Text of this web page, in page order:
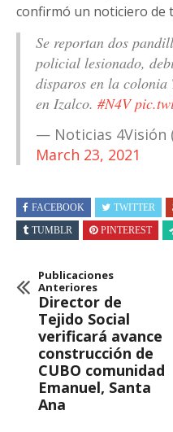
confirmó un noticiero de
Se reportan dos
policial lesionado,
disparos en la colonia
en Izalco. #N4V
— Noticias 4Visión
March 23, 2021
FACEBOOK TWITTER
TUMBLR
PINTEREST
Publicaciones
Anteriores
Director de
Tejido Social
verificará avance
construcción de
CUBO comunidad
Emanuel, Santa
Ana